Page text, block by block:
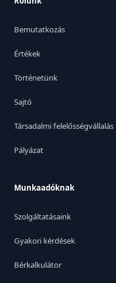
Bemutatkozás
Értékek
Történetünk
Sajtó
Társadalmi felelősségvállalás
Pályázat
Munkaadóknak
Szolgáltatásaink
Gyakori kérdések
Bérkalkulátor